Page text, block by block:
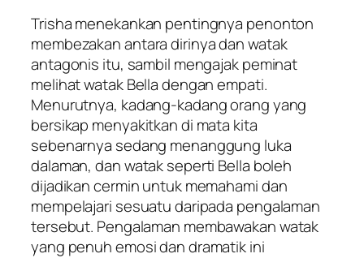
Trisha menekankan pentingnya penonton
membezakan antara dirinya dan watak
antagonis itu, sambil mengajak peminat
melihat watak Bella dengan empati.
Menurutnya, kadang-kadang orang yang
bersikap menyakitkan di mata kita
sebenarnya sedang menanggung luka
dalaman, dan watak seperti Bella boleh
dijadikan cermin untuk memahami dan
mempelajari sesuatu daripada pengalaman
tersebut. Pengalaman membawakan watak
yang penuh emosi dan dramatik ini